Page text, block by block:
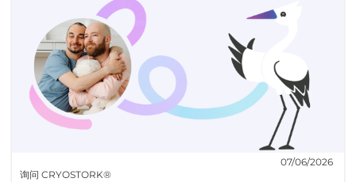
询问 CRYOSTORK®
07/06/2026